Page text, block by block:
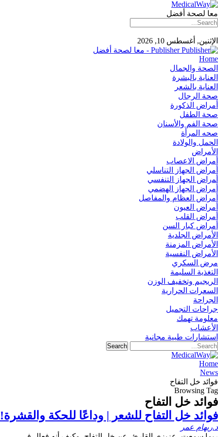
معا لصحة أفضل
الإثنين, أغسطس 10, 2026
Publisher - معا لصحة أفضل
Home
الصحة والجمال
العناية بالبشرة
العناية بالشعر
صحة الرجال
أمراض الذكورة
صحة الطفل
صحة الفم والأسنان
صحه المرأة
الحمل والولادة
الأمراض
أمراض الاعصاب
أمراض الجهاز التناسلي
أﻤراض اﻟﺠﻬﺎز اﻟﺘﻨﻔﺴﻲ
أمراض الجهاز الهضمي
أمراض العظام والمفاصل
أمراض العيون
أمراض القلب
أمراض كبار السن
الأمراض الجلدية
الأمراض المزمنة
الأمراض النفسية
مرض السكري
التغذية السليمة
الريجيم وتخفيف الوزن
السعرات الحرارية
الجراحة
جراحات التجميل
معلومة تهمك
الأعشاب
استشارات طبية مجانية
Home
News
فوائد خل التفاح
Browsing Tag
فوائد خل التفاح
فوائد خل التفاح للشعر | وداعًا للحكة والقشرة!
د.ريهام عمر